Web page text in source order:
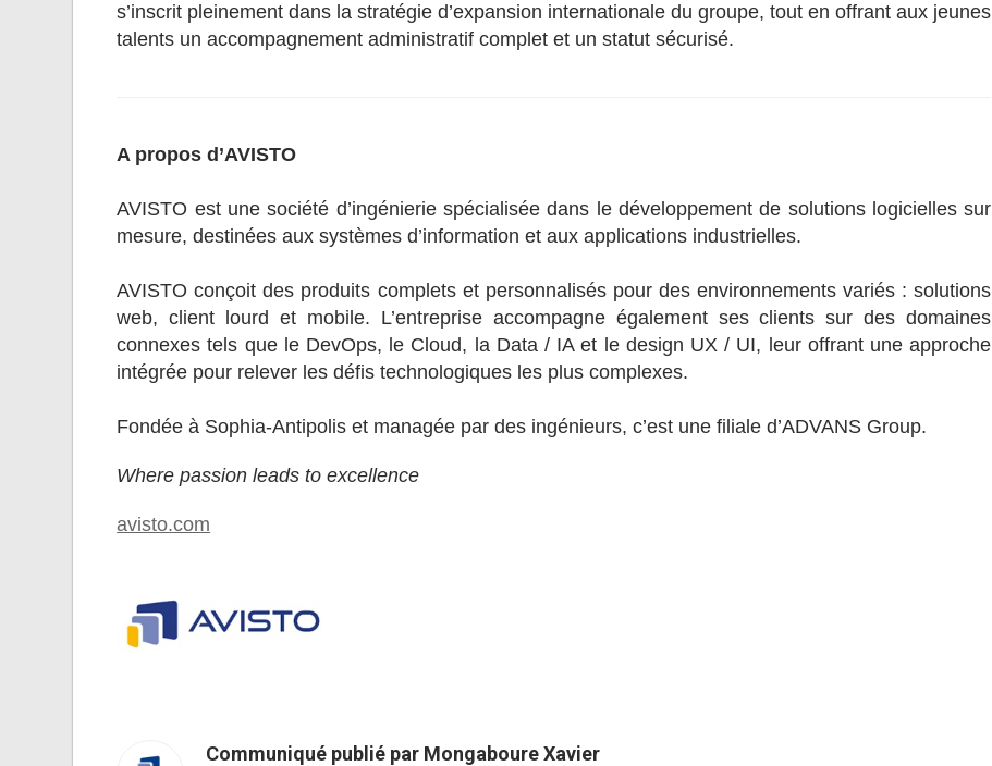
s’inscrit pleinement dans la stratégie d’expansion internationale du groupe, tout en offrant aux jeunes
talents un accompagnement administratif complet et un statut sécurisé.
A propos d’AVISTO
AVISTO est une société d’ingénierie spécialisée dans le développement de solutions logicielles sur
mesure, destinées aux systèmes d’information et aux applications industrielles.
AVISTO conçoit des produits complets et personnalisés pour des environnements variés : solutions
web, client lourd et mobile. L’entreprise accompagne également ses clients sur des domaines
connexes tels que le DevOps, le Cloud, la Data / IA et le design UX / UI, leur offrant une approche
intégrée pour relever les défis technologiques les plus complexes.
Fondée à Sophia-Antipolis et managée par des ingénieurs, c’est une filiale d’ADVANS Group.
Where passion leads to excellence
avisto.com
Communiqué publié par Mongaboure Xavier